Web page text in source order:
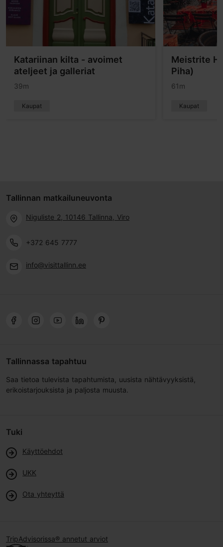
Katariinan kilta - avoimet
ateljeet ja galleriat
39m
Kaupat
Meistrite
Piha)
61m
Kaupat
Tallinnan matkailuneuvonta
Niguliste 2, 10146 Tallinna, Viro
+372 645 7777
info@visittallinn.ee
Tallinnassa tapahtuu
Saa tietoa tulevista tapahtumista, uusista nähtävyyksistä,
erikoistarjouksista ja paljosta muusta.
Tuki
Käyttöehdot
UKK
Ota yhteyttä
TripAdvisorissa® annetut arviot